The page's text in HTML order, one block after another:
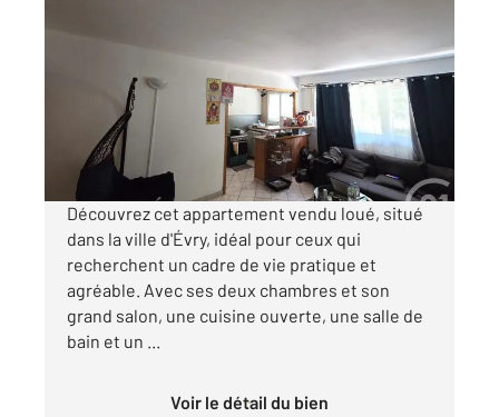
Ref : 5376
Appartement F3 à vendre
140 000 €
Visiter le site dédié
Découvrez cet appartement vendu loué, situé
dans la ville d'Évry, idéal pour ceux qui
recherchent un cadre de vie pratique et
agréable. Avec ses deux chambres et son
grand salon, une cuisine ouverte, une salle de
bain et un ...
Voir le détail du bien